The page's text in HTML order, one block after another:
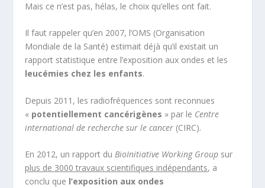
Mais ce n’est pas, hélas, le choix qu’elles ont fait.
Il faut rappeler qu’en 2007, l’OMS (Organisation
Mondiale de la Santé) estimait déjà qu’il existait un
rapport statistique entre l’exposition aux ondes et les
leucémies chez les enfants.
Depuis 2011, les radiofréquences sont reconnues
« potentiellement cancérigènes » par le Centre
international de recherche sur le cancer (CIRC).
En 2012, un rapport duBioInitiative Working Group sur
plus de 3000 travaux scientifiques indépendants, a
conclu que l’exposition aux ondes